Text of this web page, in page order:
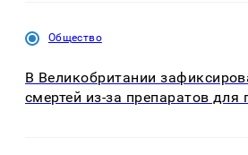
Общество
В Великобритании
смертей из-за препаратов для